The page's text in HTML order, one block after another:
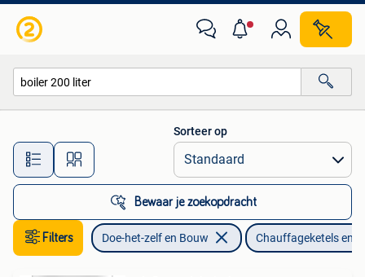
Alle afstanden…
Sorteer op
Bewaar je zoekopdracht
Filters Doe-het-zelf en Bouw Chauffageketels en